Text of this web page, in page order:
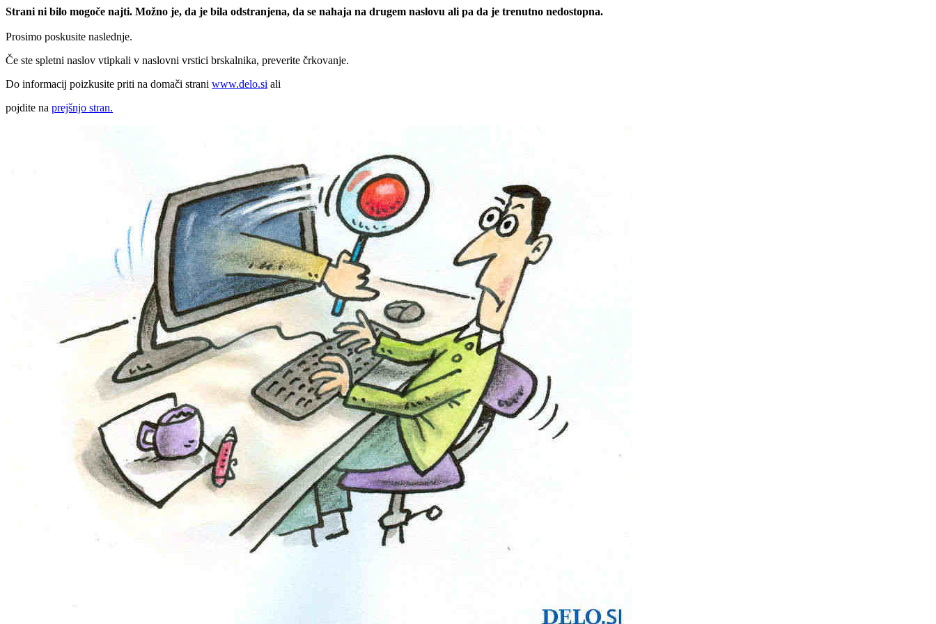
Strani ni bilo mogoče najti. Možno je, da je bila odstranjena, da se nahaja na drugem naslovu ali pa da je trenutno nedostopna.
Prosimo poskusite naslednje.
Če ste spletni naslov vtipkali v naslovni vrstici brskalnika, preverite črkovanje.
Do informacij poizkusite priti na domači strani www.delo.si ali
pojdite na prejšnjo stran.